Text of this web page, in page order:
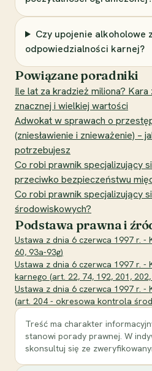
Czy upojenie alkoholowe
odpowiedzialności karnej?
Powiązane poradniki
Ile lat za kradzież miliona? Kara
znacznej i wielkiej wartości
Adwokat w sprawach o
(zniesławienie i znieważenie) –
potrzebujesz
Co robi prawnik specjalizujący
przeciwko bezpieczeństwu
Co robi prawnik specjalizujący
środowiskowych?
Podstawa prawna i
Ustawa z dnia 6 czerwca 1997 r. -
60, 93a-93g)
Ustawa z dnia 6 czerwca 1997 r. -
karnego (art. 22, 74, 192, 201,
Ustawa z dnia 6 czerwca 1997 r. -
(art. 204 - okresowa kontrola
Treść ma charakter
stanowi porady prawnej. W
skonsultuj się ze